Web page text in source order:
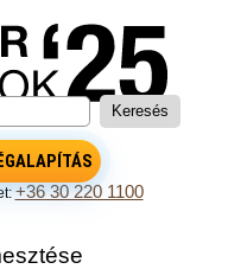
+36 30 220 1100